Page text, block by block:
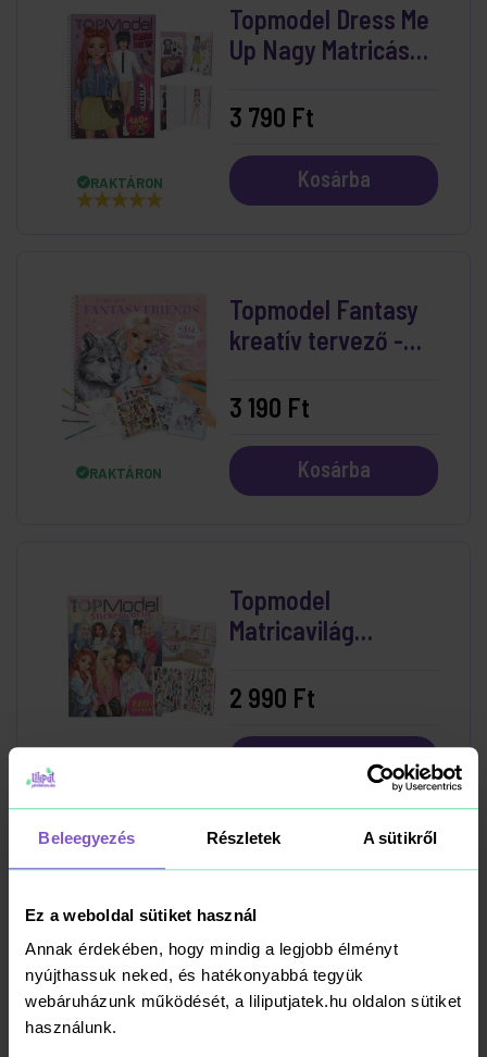
Beleegyezés Részletek A sütikről
Ez a weboldal sütiket használ
Annak érdekében, hogy mindig a legjobb élményt
nyújthassuk neked, és hatékonyabbá tegyük
webáruházunk működését, a liliputjatek.hu oldalon sütiket
használunk.
RAKTÁRON
Topmodel Dress Me
Up Nagy Matricás
3 790 Ft
Kosárba
RAKTÁRON
Topmodel Fantasy
kreatív tervező -
3 190 Ft
Kosárba
Topmodel
Matricavilág
Tervező - Friends
2 990 Ft
Matricás Tervező
Kicsi
1 790 Ft